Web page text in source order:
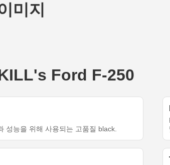
미지
Ford F-250
성능을 위해 사용되는 고품질 black.